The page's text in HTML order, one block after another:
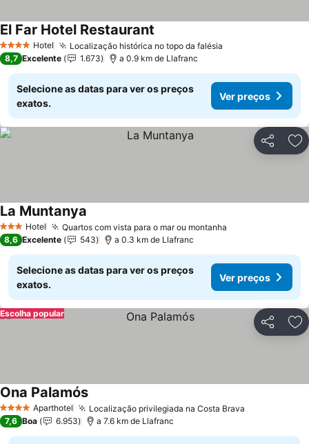
4 EstrelasHotel Localização histórica no topo da falésia
El Far Hotel Restaurant
8,7 Excelente 1.673 a 0.9 km de Llafranc
Selecione as datas para ver os preços
exatos.
Ver preços
Partilhar
3 EstrelasHotel Quartos com vista para o mar ou montanha
La Muntanya
8,6 Excelente 543 a 0.3 km de Llafranc
Selecione as datas para ver os preços
exatos.
Ver preços
Partilhar
Escolha popular
4 EstrelasAparthotel Localização privilegiada na Costa Brava
Ona PalamósVer preços
7,6 Boa 6.953 a 7.6 km de Llafranc